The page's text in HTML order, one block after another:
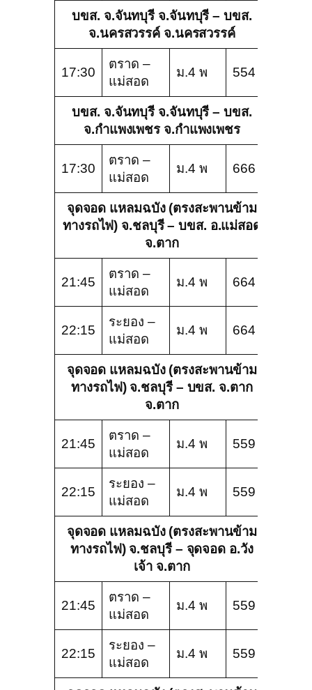
บขส. จ.จันทบุรี จ.จันทบุรี – บขส.
จ.นครสวรรค์ จ.นครสวรรค์
17:30
ตราด –
แม่สอด
ม.4 พ 554
บขส. จ.จันทบุรี จ.จันทบุรี – บขส.
จ.กำแพงเพชร จ.กำแพงเพชร
17:30
ตราด –
แม่สอด
ม.4 พ 666
จุดจอด แหลมฉบัง (ตรงสะพานข้าม
ทางรถไฟ) จ.ชลบุรี – บขส. อ.แม่สอด
จ.ตาก
21:45
ตราด –
แม่สอด
ม.4 พ 664
22:15
ระยอง –
แม่สอด
ม.4 พ 664
จุดจอด แหลมฉบัง (ตรงสะพานข้าม
ทางรถไฟ) จ.ชลบุรี – บขส. จ.ตาก
จ.ตาก
21:45
ตราด –
แม่สอด
ม.4 พ 559
22:15
ระยอง –
แม่สอด
ม.4 พ 559
จุดจอด แหลมฉบัง (ตรงสะพานข้าม
ทางรถไฟ) จ.ชลบุรี – จุดจอด อ.วัง
เจ้า จ.ตาก
21:45
ตราด –
แม่สอด
ม.4 พ 559
22:15
ระยอง –
แม่สอด
ม.4 พ 559